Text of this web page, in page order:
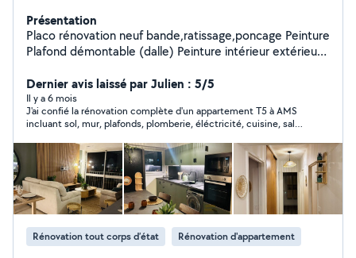
Présentation
Placo rénovation neuf bande,ratissage,poncage Peinture
Plafond démontable (dalle) Peinture intérieur extérieur
REELE ET NON DES COPIER COLLER LEROY MERLIN
COMME BEAUCOUP LE FOND Pose parquet
Électricités Plomberie Travaux vies en main
Dernier avis laissé par Julien : 5/5
Il y a 6 mois
J'ai confié la rénovation complète d'un appartement T5 à AMS
incluant sol, mur, plafonds, plomberie, éléctricité, cuisine, salle
réalisé et les finitions sont parfaites. Mustafa et sont équipe
multidisciplinaire sont trés profesionnel et également
agréable, pas de mauvaises surprise. La communication est
également claire et réactive, ce fut un réel plaisir de travailler
avec lui. Je le recommande sans hésitation pour vos travaux !
Rénovation tout corps d’état Rénovation d'appartement